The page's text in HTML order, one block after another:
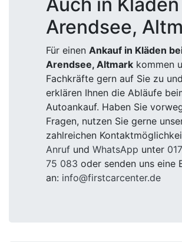
Arendsee,
Für einen Ankauf in Kläden
Arendsee, Altmark kommen
Fachkräfte gern auf Sie zu und
erklären Ihnen die Abläufe
Autoankauf. Haben Sie
Fragen, nutzen Sie gerne
zahlreichen
Anruf und WhatsApp unter
75 083 oder senden uns eine
an: info@firstcarcenter.de